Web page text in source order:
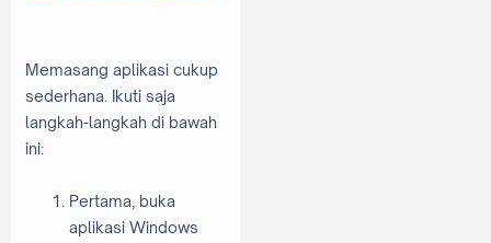
Memasang aplikasi cukup
sederhana. Ikuti saja
langkah-langkah di bawah
ini:
Pertama, buka
aplikasi Windows